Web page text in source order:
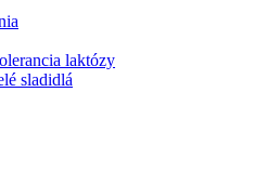
laktózy
sladidlá